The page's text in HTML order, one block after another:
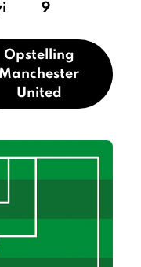
9
Opstelling
Manchester
United